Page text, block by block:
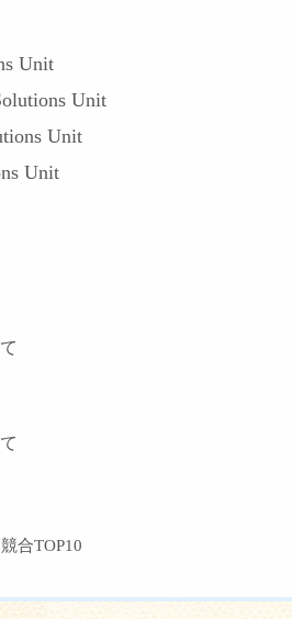
Unit
Unit
Unit
Unit
合TOP10